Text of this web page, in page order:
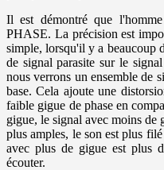
Il est démontré que
PHASE. La précision est
simple, lorsqu'il y a
de signal parasite sur le
nous verrons un ensemble de
base. Cela ajoute une
faible gigue de phase en
gigue, le signal avec moins de
plus amples, le son est plus
avec plus de gigue est plus
écouter.